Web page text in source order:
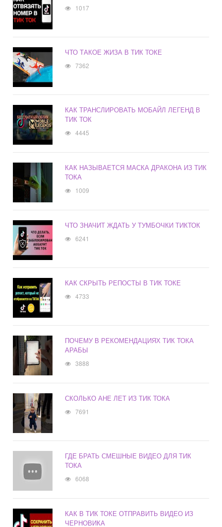
1017
ЧТО ТАКОЕ ЖИЗА В ТИК ТОКЕ
7362
КАК ТРАНСЛИРОВАТЬ МОБАЙЛ ЛЕГЕНД В
ТИК ТОК
4445
КАК НАЗЫВАЕТСЯ МАСКА ДРАКОНА ИЗ ТИК
ТОКА
1009
ЧТО ЗНАЧИТ ЖДАТЬ У ТУМБОЧКИ ТИКТОК
6241
КАК СКРЫТЬ РЕПОСТЫ В ТИК ТОКЕ
4733
ПОЧЕМУ В РЕКОМЕНДАЦИЯХ ТИК ТОКА
АРАБЫ
3888
СКОЛЬКО АНЕ ЛЕТ ИЗ ТИК ТОКА
7691
ГДЕ БРАТЬ СМЕШНЫЕ ВИДЕО ДЛЯ ТИК
ТОКА
6068
КАК В ТИК ТОКЕ ОТПРАВИТЬ ВИДЕО ИЗ
ЧЕРНОВИКА